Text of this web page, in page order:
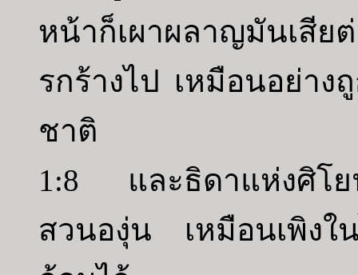
หน้าก็เผาผลาญมันเ
รกร้างไป เหมือนอย่าง
ชาติ
1:8 และธิดาแห่งศิโย
สวนองุ่น เหมือนเพิงใ